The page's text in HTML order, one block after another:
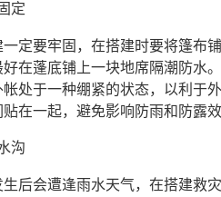
定
定要牢固，在搭建时要将篷布
在蓬底铺上一块地席隔潮防水
处于一种绷紧的状态，以利于
在一起，避免影响防雨和防露
沟
后会遭逢雨水天气，在搭建救